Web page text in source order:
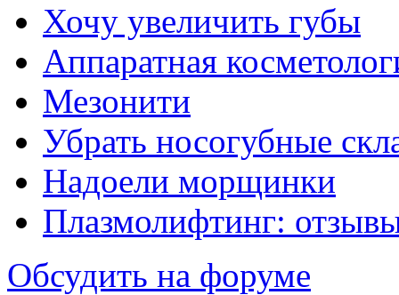
Хочу увеличить губы
Аппаратная
Мезонити
Убрать носогубные
Надоели морщинки
Плазмолифтинг:
Обсудить на форуме